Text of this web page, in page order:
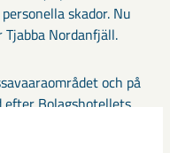
skador. Nu
Nordanfjäll.
och på
efter Bolagshotellets